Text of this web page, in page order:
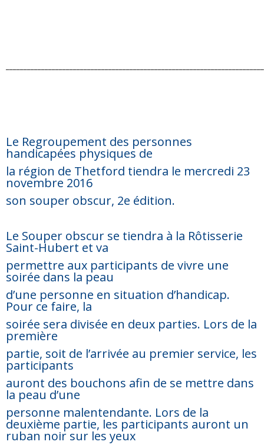
Le Regroupement des personnes
handicapées physiques de
la région de Thetford tiendra le mercredi 23
novembre 2016
son souper obscur, 2e édition.
Le Souper obscur se tiendra à la Rôtisserie
Saint-Hubert et va
permettre aux participants de vivre une
soirée dans la peau
d’une personne en situation d’handicap.
Pour ce faire, la
soirée sera divisée en deux parties. Lors de la
première
partie, soit de l’arrivée au premier service, les
participants
auront des bouchons afin de se mettre dans
la peau d’une
personne malentendante. Lors de la
deuxième partie, les participants auront un
ruban noir sur les yeux